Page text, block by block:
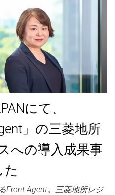
にて、
」の三菱地所
への導入成果事
た
Front Agent。三菱地所レジ